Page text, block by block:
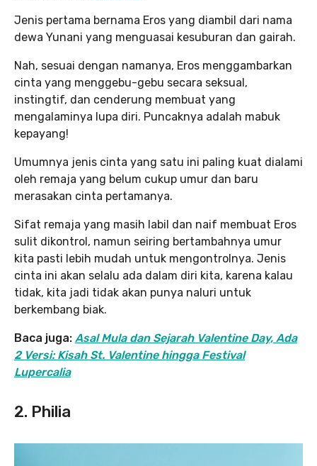
Jenis pertama bernama Eros yang diambil dari nama
dewa Yunani yang menguasai kesuburan dan gairah.
Nah, sesuai dengan namanya, Eros menggambarkan
cinta yang menggebu-gebu secara seksual,
instingtif, dan cenderung membuat yang
mengalaminya lupa diri. Puncaknya adalah mabuk
kepayang!
Umumnya jenis cinta yang satu ini paling kuat dialami
oleh remaja yang belum cukup umur dan baru
merasakan cinta pertamanya.
Sifat remaja yang masih labil dan naif membuat Eros
sulit dikontrol, namun seiring bertambahnya umur
kita pasti lebih mudah untuk mengontrolnya. Jenis
cinta ini akan selalu ada dalam diri kita, karena kalau
tidak, kita jadi tidak akan punya naluri untuk
berkembang biak.
Baca juga: Asal Mula dan Sejarah Valentine Day, Ada
2 Versi: Kisah St. Valentine hingga Festival
Lupercalia
2. Philia